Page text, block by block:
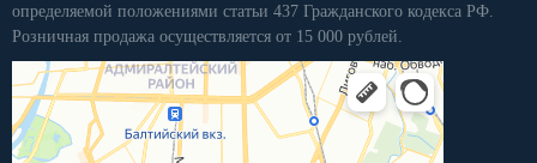
определяемой положениями статьи 437 Гражданского кодекса РФ.
Розничная продажа осуществляется от 15 000 рублей.